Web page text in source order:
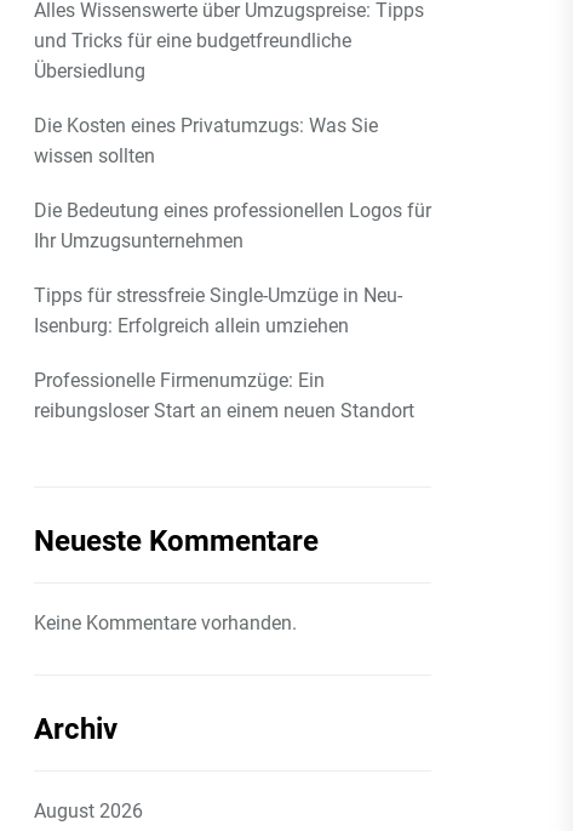
Alles Wissenswerte über Umzugspreise: Tipps
und Tricks für eine budgetfreundliche
Übersiedlung
Die Kosten eines Privatumzugs: Was Sie
wissen sollten
Die Bedeutung eines professionellen Logos für
Ihr Umzugsunternehmen
Tipps für stressfreie Single-Umzüge in Neu-
Isenburg: Erfolgreich allein umziehen
Professionelle Firmenumzüge: Ein
reibungsloser Start an einem neuen Standort
Neueste Kommentare
Keine Kommentare vorhanden.
Archiv
August 2026